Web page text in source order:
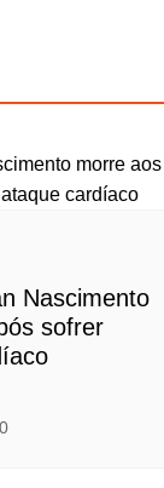
Nascimento
sofrer
0